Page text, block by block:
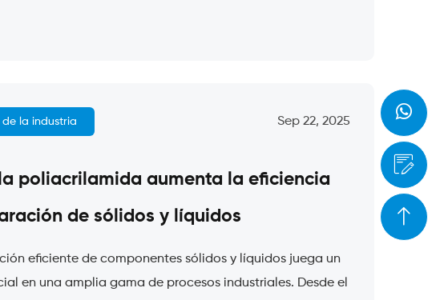
de la industria Sep 22, 2025
poliacrilamida aumenta la eficiencia
de sólidos y líquidos
eficiente de componentes sólidos y líquidos juega un
en una amplia gama de procesos industriales. Desde el